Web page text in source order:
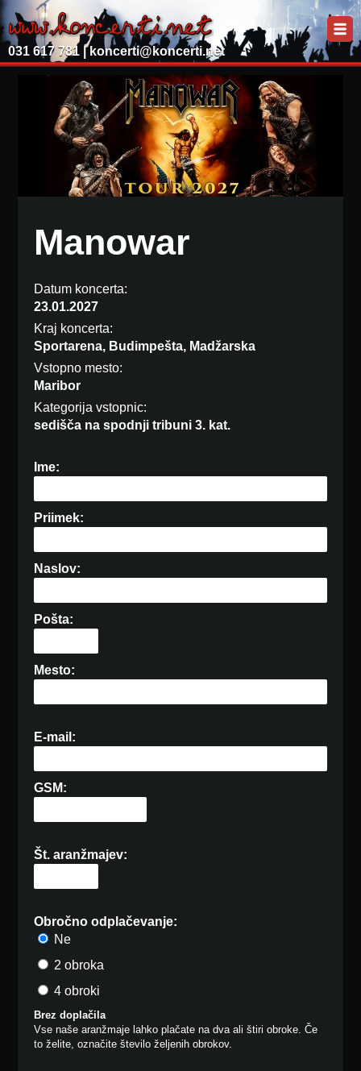
031 617 781 | koncerti@koncerti.net
Manowar
Datum koncerta:
23.01.2027
Kraj koncerta:
Sportarena, Budimpešta, Madžarska
Vstopno mesto:
Maribor
Kategorija vstopnic:
sedišča na spodnji tribuni 3. kat.
Ime:
Priimek:
Naslov:
Pošta:
Mesto:
E-mail:
GSM:
Št. aranžmajev:
Obročno odplačevanje:
Ne
2 obroka
4 obroki
Brez doplačila
Vse naše aranžmaje lahko plačate na dva ali štiri obroke. Če
to želite, označite število željenih obrokov.